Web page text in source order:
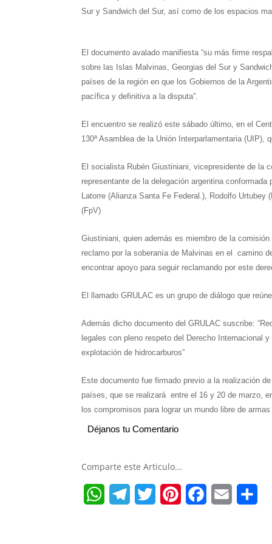
Sur y Sandwich del Sur, así como de los espacios
El documento avalado manifiesta “su más firme
sobre las Islas Malvinas, Georgias del Sur y
países de la región en que los Gobiernos de la
pacífica y definitiva a la disputa”.
El encuentro se realizó este sábado último, en el
130ª Asamblea de la Unión Interparlamentaria (UIP),
El socialista Rubén Giustiniani , vicepresidente de la
representante de la delegación argentina
Latorre (Alianza Santa Fe Federal.), Rodolfo
(FpV)
Giustiniani , quien además es miembro de la
reclamo por la soberanía de Malvinas en el camino
encontrar apoyo para seguir reclamando por este
El llamado GRULAC es un grupo de diálogo que
Además dicho documento del GRULAC suscribe:
legales con pleno respeto del Derecho Internacional
explotación de hidrocarburos”
Este documento fue firmado previo a la realización
países, que se realizará entre el 16 y 20 de marzo,
los compromisos para lograr un mundo libre de
Déjanos tu Comentario
Comparte este Articulo...